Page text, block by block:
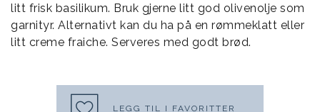
litt frisk basilikum. Bruk gjerne litt god olivenolje som
garnityr. Alternativt kan du ha på en rømmeklatt eller
litt creme fraiche. Serveres med godt brød.
LEGG TIL I FAVORITTER